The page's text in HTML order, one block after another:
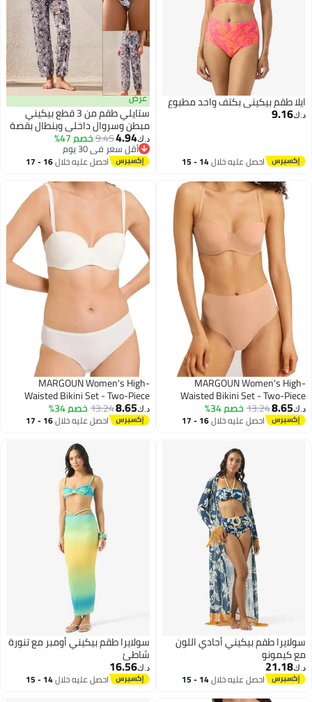
ايلا طقم بيكيني بكتف واحد مطبوع
د.ك‏9.16
احصل عليه خلال 14 - 15
عرض
ستايلي طقم من 3 قطع بيكيني
مبطن وسروال داخلي وبنطال بقصة
واسعة وطبعة أوراق النخيل
د.ك‏4.94
9.45خصم 47%
أقل سعر في 30 يوم
أقل سعر في 30 يوماحصل عليه خلال 16 - 17
4
MARGOUN Women's High-
Waisted Bikini Set - Two-Piece
Swimsuit for Women Beachwear
VS-8806
د.ك‏8.65
13.24خصم 34%
احصل عليه خلال 16 - 17
4
MARGOUN Women's High-
Waisted Bikini Set - Two-Piece
Swimsuit for Women Beachwear
VS-8806
د.ك‏8.65
13.24خصم 34%
احصل عليه خلال 16 - 17
سولايرا طقم بيكيني أحادي اللون
مع كيمونو
د.ك‏21.18
احصل عليه خلال 14 - 15
سولايرا طقم بيكيني أومبر مع تنورة
شاطئ
د.ك‏16.56
احصل عليه خلال 14 - 15